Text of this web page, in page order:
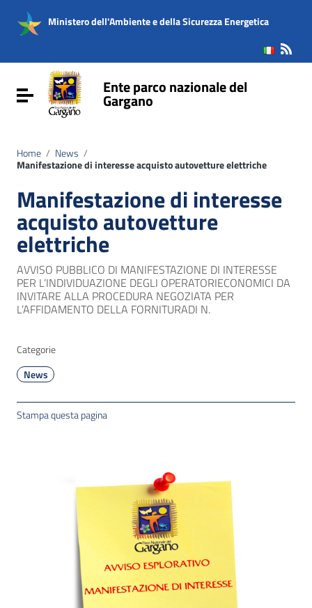
Vai al menu di navigazione
Vai al footer
Ministero dell'Ambiente e della Sicurezza Energetica
Attiva / disattiva la navigazioneEnte parco nazionale del
Gargano
Home / News /
Manifestazione di interesse acquisto autovetture elettriche
Manifestazione di interesse
acquisto autovetture
elettriche
AVVISO PUBBLICO DI MANIFESTAZIONE DI INTERESSE
PER L’INDIVIDUAZIONE DEGLI OPERATORIECONOMICI DA
INVITARE ALLA PROCEDURA NEGOZIATA PER
L’AFFIDAMENTO DELLA FORNITURADI N.
Categorie
News
Stampa questa pagina